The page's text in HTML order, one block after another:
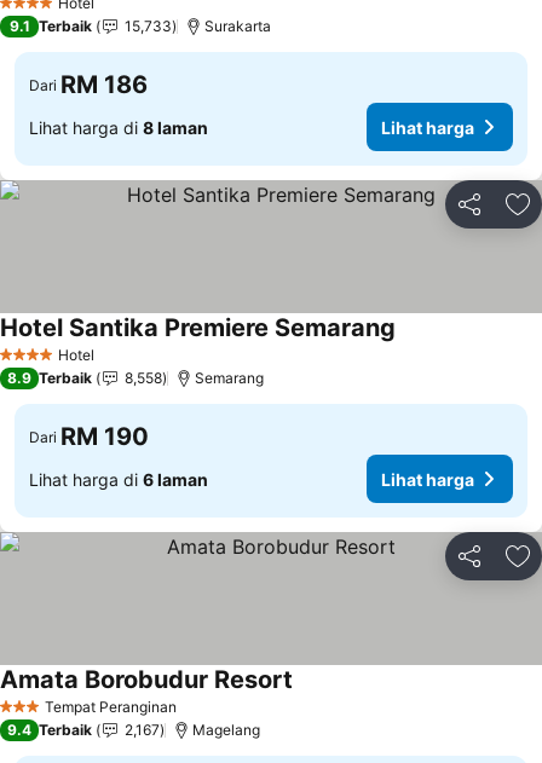
4 Bintang
9.1 Terbaik 15,733 Surakarta
Dari RM 186
Lihat harga di 8 laman Lihat harga
Kongsi
4 BintangHotel
Hotel Santika Premiere Semarang
8.9 Terbaik 8,558 Semarang
Dari RM 190
Lihat harga di 6 laman Lihat harga
Kongsi
3 BintangTempat Peranginan
Amata Borobudur Resort
9.4 Terbaik 2,167 Magelang